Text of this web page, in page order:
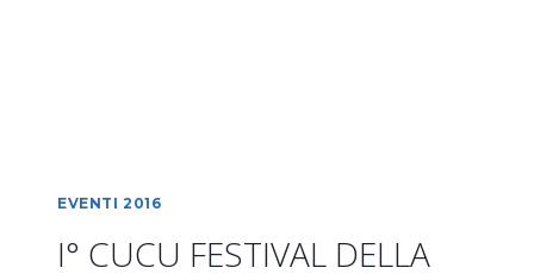
EVENTI 2016
I° CUCU FESTIVAL DELLA